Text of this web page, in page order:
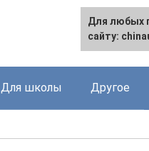
Для школы Другое
Для любых
сайту:
Для любых
сайту: